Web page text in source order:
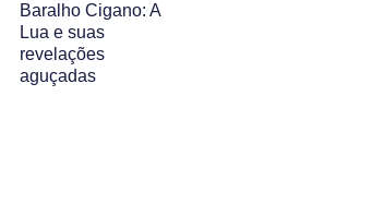
Baralho Cigano: A
Lua e suas
revelações
aguçadas